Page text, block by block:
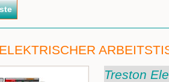
Treston